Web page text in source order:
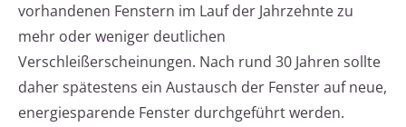
vorhandenen Fenstern im Lauf der Jahrzehnte zu
mehr oder weniger deutlichen
Verschleißerscheinungen. Nach rund 30 Jahren sollte
daher spätestens ein Austausch der Fenster auf neue,
energiesparende Fenster durchgeführt werden.